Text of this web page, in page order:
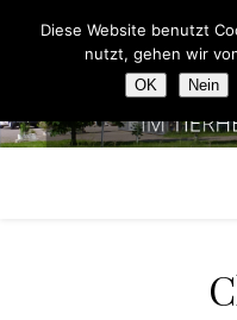
Diese Website benutzt
nutzt, gehen wir
OK Nein